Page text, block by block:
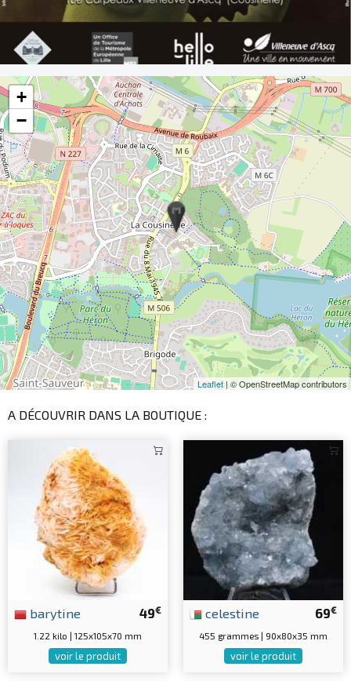
+
−
Leaflet| © OpenStreetMap contributors
A DÉCOUVRIR DANS LA BOUTIQUE :
49€
barytine
1.22 kilo | 125x105x70 mm
voir le produit
69€
celestine
455 grammes | 90x80x35 mm
voir le produit